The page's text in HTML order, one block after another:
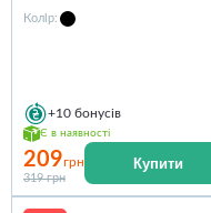
Колір:
+10 бонусів
Є в наявності
209грн
319 грн
Купити